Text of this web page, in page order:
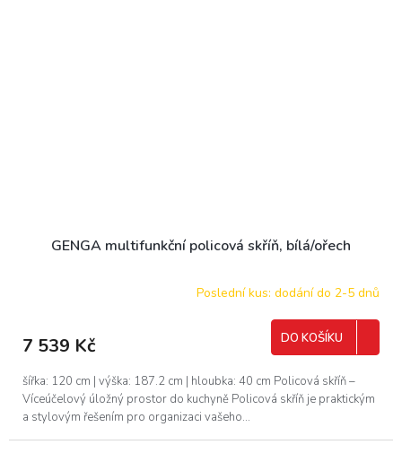
GENGA multifunkční policová skříň, bílá/ořech
Poslední kus: dodání do 2-5 dnů
7 539 Kč DO KOŠÍKU
šířka: 120 cm | výška: 187.2 cm | hloubka: 40 cm Policová skříň –
Víceúčelový úložný prostor do kuchyně Policová skříň je praktickým
a stylovým řešením pro organizaci vašeho...